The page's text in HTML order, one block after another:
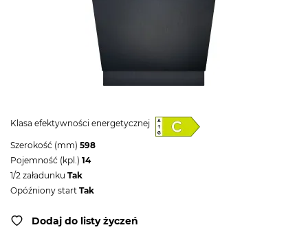
Klasa efektywności energetycznej
Szerokość (mm) 598
Pojemność (kpl.) 14
1/2 załadunku Tak
Opóźniony start Tak
Dodaj do listy życzeń